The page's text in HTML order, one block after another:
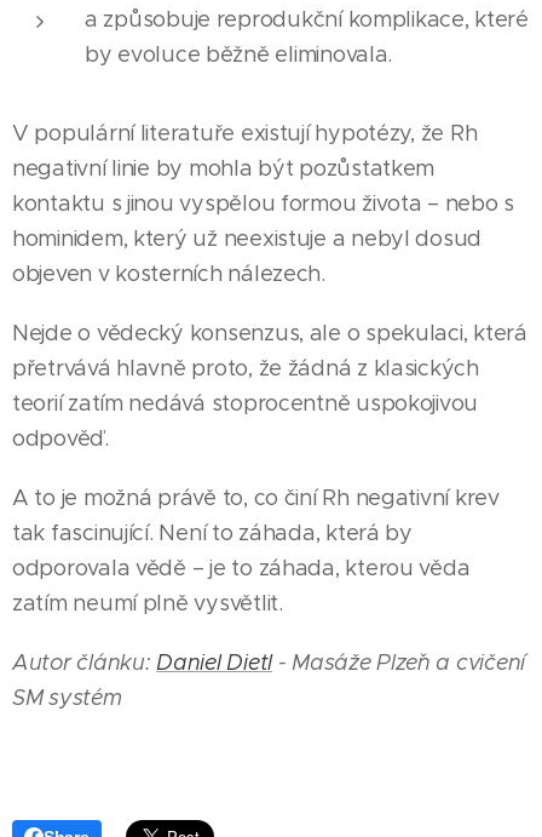
a způsobuje reprodukční komplikace, které
by evoluce běžně eliminovala.
V populární literatuře existují hypotézy, že Rh
negativní linie by mohla být pozůstatkem
kontaktu s jinou vyspělou formou života – nebo s
hominidem, který už neexistuje a nebyl dosud
objeven v kosterních nálezech.
Nejde o vědecký konsenzus, ale o spekulaci, která
přetrvává hlavně proto, že žádná z klasických
teorií zatím nedává stoprocentně uspokojivou
odpověď.
A to je možná právě to, co činí Rh negativní krev
tak fascinující. Není to záhada, která by
odporovala vědě – je to záhada, kterou věda
zatím neumí plně vysvětlit.
Autor článku:Daniel Dietl- Masáže Plzeˇn a cvičení
SM systém